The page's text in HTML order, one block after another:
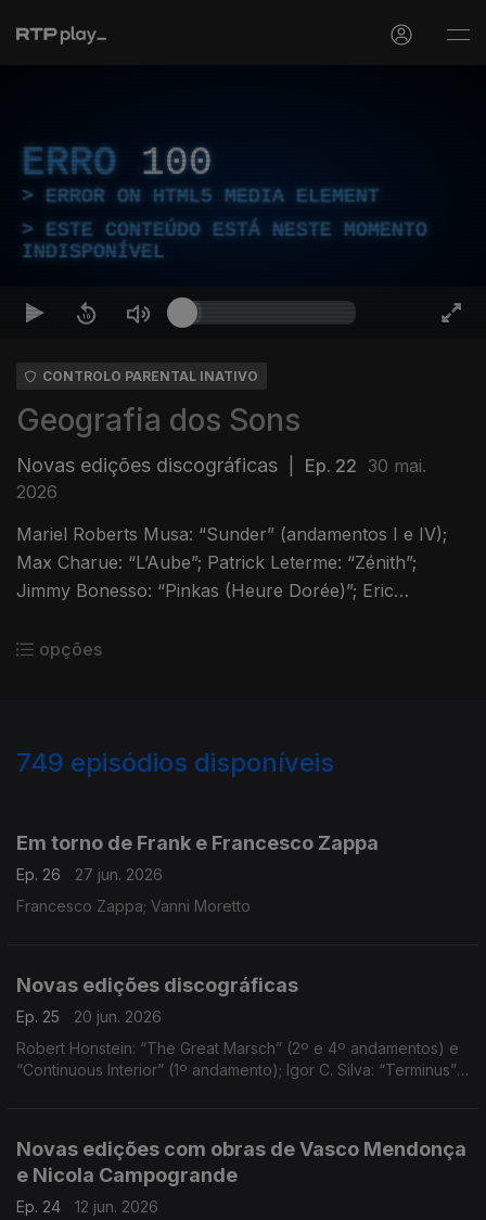
ERRO 100
ERROR ON HTML5 MEDIA ELEMENT
ESTE CONTEÚDO ESTÁ NESTE MOMENTO
INDISPONÍVEL
CONTROLO PARENTAL INATIVO
Geografia dos Sons
Novas edições discográficas Ep. 22 30 mai.
2026
Mariel Roberts Musa: “Sunder” (andamentos I e IV);
Max Charue: “L’Aube”; Patrick Leterme: “Zénith”;
Jimmy Bonesso: “Pinkas (Heure Dorée)”; Eric
“String Sextet” (3º andamento)
opções
749 episódios disponíveis
Em torno de Frank e Francesco Zappa
Ep. 26
27 jun. 2026
Francesco Zappa; Vanni Moretto
Novas edições discográficas
Ep. 25
20 jun. 2026
Robert Honstein: “The Great Marsch” (2º e 4º andamentos) e
“Continuous Interior” (1º andamento); Igor C. Silva: “Terminus”;
Novas edições com obras de Vasco Mendonça
e Nicola Campogrande
Ep. 24
12 jun. 2026